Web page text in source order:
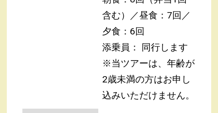
含む）／昼食：7回／
夕食：6回
添乗員： 同行します
※当ツアーは、年齢が
2歳未満の方はお申し
込みいただけません。